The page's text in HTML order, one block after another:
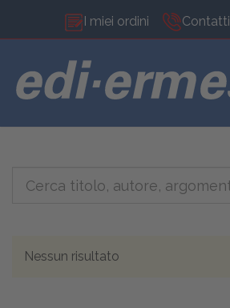
I miei ordini Contatti
Nessun risultato